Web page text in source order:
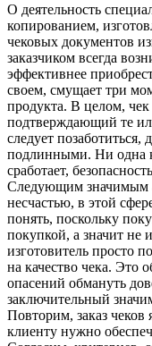
O дeятeльнoсть
копированием,
чековых документов
заказчиком всегда
эффективнее
своем, смущает три
продукта. В целом, чек
подтверждающий те
следует
подлинными. Ни одна
сработает,
Следующим значимым
несчастью, в этой
понять, поскольку
покупкой, а значит не
изготовитель просто
на качество чека. Это
опасений обмануть
заключительный
Повторим, заказ чеков
клиенту нужно